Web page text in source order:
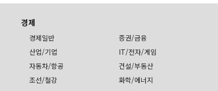
경제
경제일반
증권/금융
산업/기업
IT/전자/게임
자동차/항공
건설/부동산
조선/철강
화학/에너지